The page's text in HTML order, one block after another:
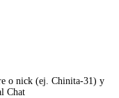
o nick (ej. Chinita-31) y
Chat